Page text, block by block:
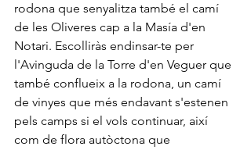
rodona que senyalitza també el camí
de les Oliveres cap a la Masía d'en
Notari. Escolliràs endinsar-te per
l'Avinguda de la Torre d'en Veguer que
també conflueix a la rodona, un camí
de vinyes que més endavant s'estenen
pels camps si el vols continuar, així
com de flora autòctona que